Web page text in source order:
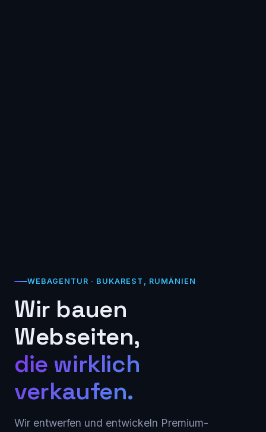
WEBAGENTUR · BUKAREST, RUMÄNIEN
Wir bauen
Webseiten,
die wirklich
verkaufen.
Wir entwerfen und entwickeln Premium-